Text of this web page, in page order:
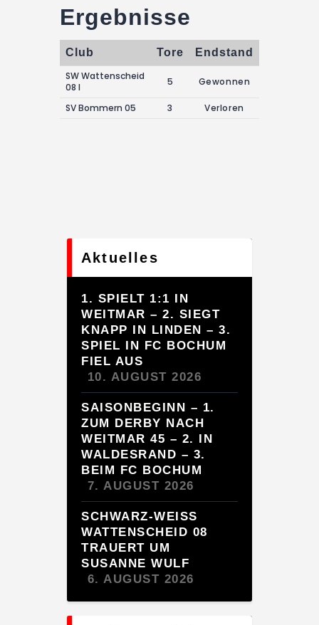
Ergebnisse
Club Tore
Endstand
SW Wattenscheid
08 I
5 Gewonnen
SV Bommern 05 3 Verloren
Aktuelles
1. SPIELT 1:1 IN
WEITMAR – 2. SIEGT
KNAPP IN LINDEN – 3.
SPIEL IN FC BOCHUM
FIEL AUS
10. AUGUST 2026
SAISONBEGINN – 1.
ZUM DERBY NACH
WEITMAR 45 – 2. IN
WALDESRAND – 3.
BEIM FC BOCHUM
7. AUGUST 2026
SCHWARZ-WEISS
WATTENSCHEID 08
TRAUERT UM
SUSANNE WULF
6. AUGUST 2026